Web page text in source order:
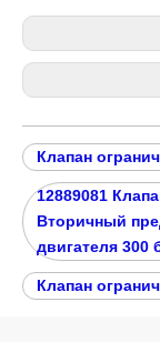
Клапан
12889081
Вторичный
двигателя 300
Клапан